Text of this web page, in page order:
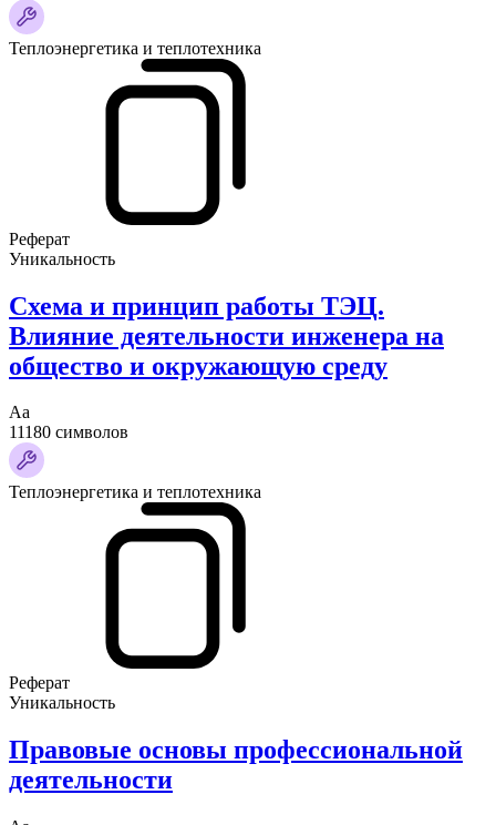
Теплоэнергетика и теплотехника
Реферат
Уникальность
Схема и принцип работы ТЭЦ.
Влияние деятельности инженера на
общество и окружающую среду
Аа
11180 символов
Теплоэнергетика и теплотехника
Реферат
Уникальность
Правовые основы профессиональной
деятельности